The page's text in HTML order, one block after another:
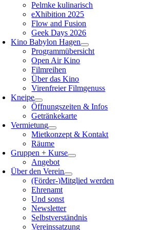
Pelmke kulinarisch
eXhibition 2025
Flow and Fusion
Geek Days 2026
Kino Babylon Hagen
Programmübersicht
Open Air Kino
Filmreihen
Über das Kino
Virenfreier Filmgenuss
Kneipe
Öffnungszeiten & Infos
Getränkekarte
Vermietung
Mietkonzept & Kontakt
Räume
Gruppen + Kurse
Angebot
Über den Verein
(Förder-)Mitglied werden
Ehrenamt
Und sonst
Newsletter
Selbstverständnis
Vereinssatzung